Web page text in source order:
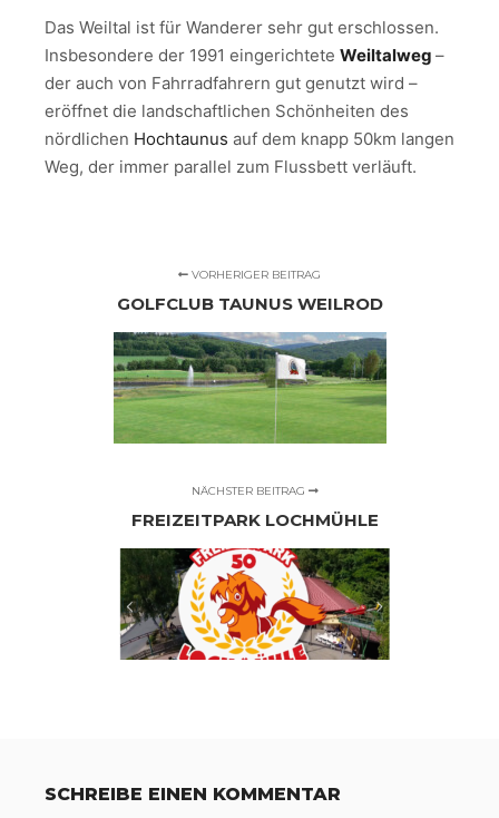
Das Weiltal ist für Wanderer sehr gut erschlossen.
Insbesondere der 1991 eingerichtete Weiltalweg –
der auch von Fahrradfahrern gut genutzt wird –
eröffnet die landschaftlichen Schönheiten des
nördlichen Hochtaunus auf dem knapp 50km langen
Weg, der immer parallel zum Flussbett verläuft.
VORHERIGER BEITRAG
GOLFCLUB TAUNUS WEILROD
NÄCHSTER BEITRAG
FREIZEITPARK LOCHMÜHLE
SCHREIBE EINEN KOMMENTAR